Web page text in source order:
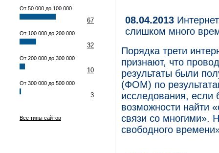
От 50 000 до 100 000
67
От 100 000 до 200 000
32
От 200 000 до 300 000
10
От 300 000 до 500 000
3
Все типы сайтов
08.04.2013
слишком много
Порядка трети
признают, что
результаты были
(ФОМ) по
исследования,
возможности найти
связи со многими».
свободного